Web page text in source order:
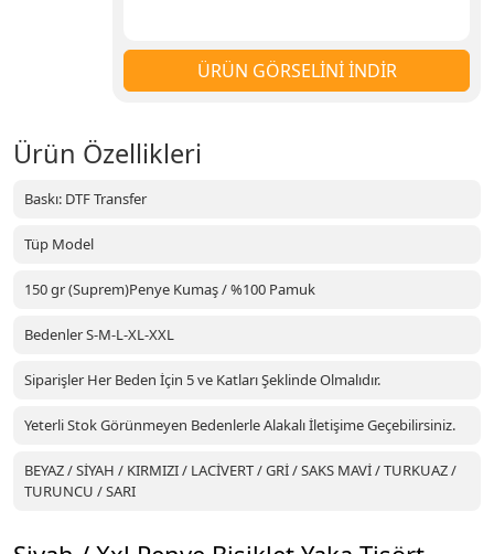
ÜRÜN GÖRSELİNİ İNDİR
Ürün Özellikleri
Baskı: DTF Transfer
Tüp Model
150 gr (Suprem)Penye Kumaş / %100 Pamuk
Bedenler S-M-L-XL-XXL
Siparişler Her Beden İçin 5 ve Katları Şeklinde Olmalıdır.
Yeterli Stok Görünmeyen Bedenlerle Alakalı İletişime Geçebilirsiniz.
BEYAZ / SİYAH / KIRMIZI / LACİVERT / GRİ / SAKS MAVİ / TURKUAZ /
TURUNCU / SARI